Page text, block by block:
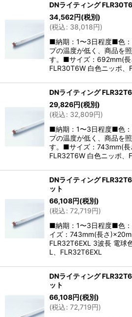
DNライティング
34,562円(税別)
(税込: 38,018円)
■納期：1〜3日程度■色
プの温度が低く、商品を
す。■サイズ：692mm(
FLR30T6W 白色ニッポ
DNライティング
29,826円(税別)
(税込: 32,809円)
■納期：1〜3日程度■色
プの温度が低く、商品を
す。■サイズ：743mm(
FLR32T6W 白色ニッポ、
DNライティング
ット
66,108円(税別)
(税込: 72,719円)
■納期：1〜3日程度■色
イズ：743mm(長さ
FLR32T6EXL 3波長 電球
L、FLR32T6EXL
DNライティング
ット
66,108円(税別)
(税込: 72,719円)